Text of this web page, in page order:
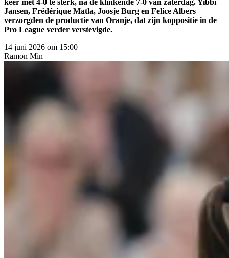
Jansen, Frédérique Matla, Joosje Burg en Felice Albers
verzorgden de productie van Oranje, dat zijn koppositie in de
Pro League verder verstevigde.
14 juni 2026 om 15:00
Ramon Min